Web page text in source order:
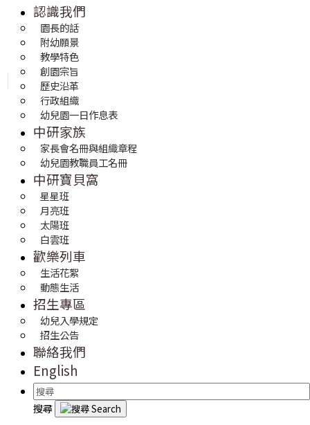
認識我們
園長的話
附幼願景
教學特色
創園宗旨
歷史沿革
行政組織
幼兒園一日作息表
中研家族
家長會名冊與組織章程
幼兒園教職員工名冊
中研寶貝窩
星星班
月亮班
太陽班
白雲班
歡樂列車
生活花絮
動態生活
招生專區
幼兒入學規定
招生公告
聯絡我們
English
搜尋